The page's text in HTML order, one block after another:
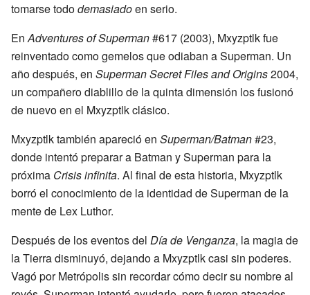
tomarse tododemasiadoen serio.
EnAdventures of Superman#617 (2003), Mxyzptlk fue
reinventado como gemelos que odiaban a Superman. Un
año después, en Superman Secret Files and Origins2004,
un compañero diablillo de la quinta dimensión los fusionó
de nuevo en el Mxyzptlk clásico.
Mxyzptlk también apareció en Superman/Batman#23,
donde intentó preparar a Batman y Superman para la
próxima Crisis infinita. Al final de esta historia, Mxyzptlk
borró el conocimiento de la identidad de Superman de la
mente de Lex Luthor.
Después de los eventos del Día de Venganza, la magia de
la Tierra disminuyó, dejando a Mxyzptlk casi sin poderes.
Vagó por Metrópolis sin recordar cómo decir su nombre al